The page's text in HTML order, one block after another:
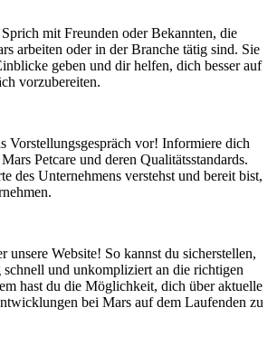
mit Freunden oder Bekannten, die
arbeiten oder in der Branche tätig sind. Sie
geben und dir helfen, dich besser auf
vorzubereiten.
Vorstellungsgespräch vor! Informiere dich
Petcare und deren Qualitätsstandards.
des Unternehmens verstehst und bereit bist,
unsere Website! So kannst du sicherstellen,
schnell und unkompliziert an die richtigen
hast du die Möglichkeit, dich über aktuelle
bei Mars auf dem Laufenden zu